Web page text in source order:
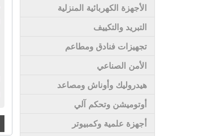
الأجهزة الكهربائية المنزلية
التبريد والتكييف
تجهيزات فنادق ومطاعم
الأمن الصناعي
هيدروليك وأوناش ومصاعد
أوتوميشن وتحكم آلي
أجهزة علمية وكمبيوتر